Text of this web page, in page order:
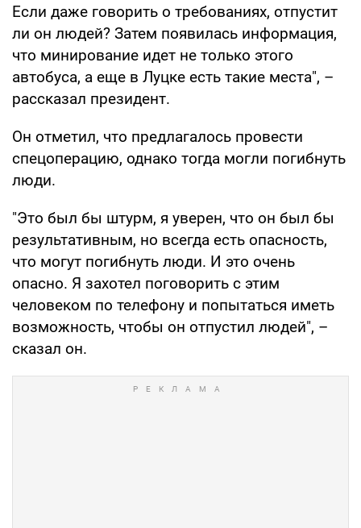
Если даже говорить о требованиях, отпустит
ли он людей? Затем появилась информация,
что минирование идет не только этого
автобуса, а еще в Луцке есть такие места", –
рассказал президент.
Он отметил, что предлагалось провести
спецоперацию, однако тогда могли погибнуть
люди.
"Это был бы штурм, я уверен, что он был бы
результативным, но всегда есть опасность,
что могут погибнуть люди. И это очень
опасно. Я захотел поговорить с этим
человеком по телефону и попытаться иметь
возможность, чтобы он отпустил людей", –
сказал он.